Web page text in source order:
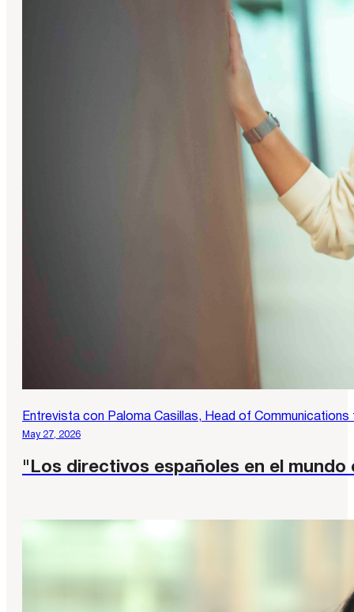
Entrevista con Paloma Casillas, Head of
May 27, 2026
"Los directivos españoles en el